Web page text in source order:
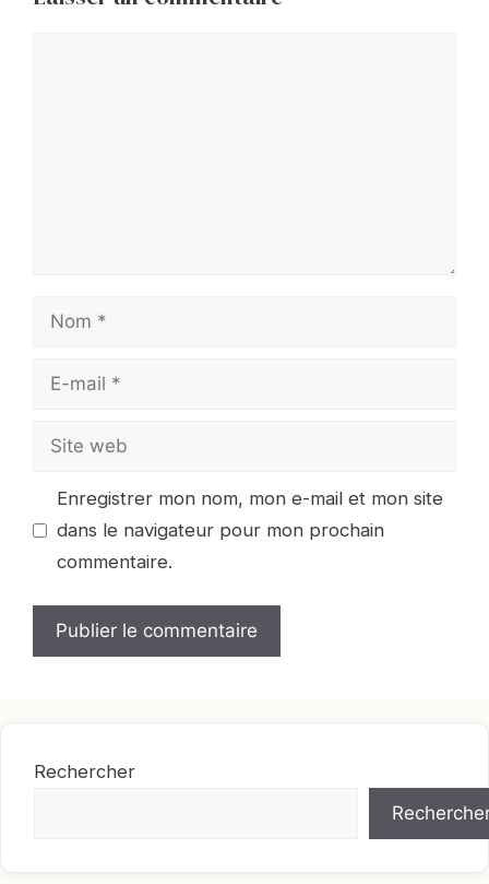
Nom
Site
Enregistrer mon nom, mon e-mail et mon site
dans le navigateur pour mon prochain
commentaire.
Rechercher